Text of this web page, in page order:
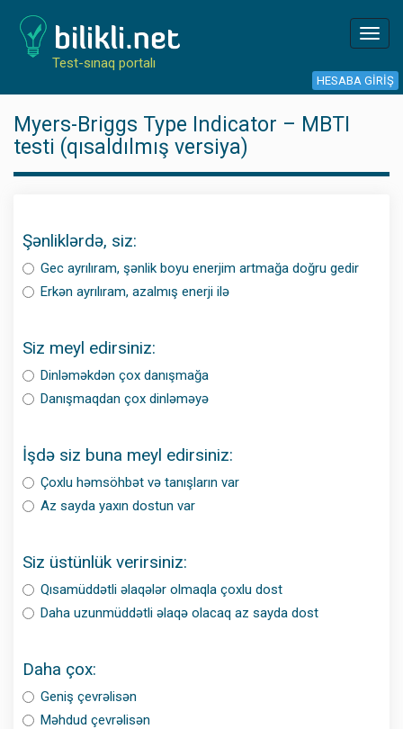
Test-sınaq portalı
HESABA GIRIŞ
Myers-Briggs Type Indicator – MBTI
testi (qısaldılmış versiya)
Şənliklərdə, siz:
Gec ayrılıram, şənlik boyu enerjim artmağa doğru gedir
Erkən ayrılıram, azalmış enerji ilə
Siz meyl edirsiniz:
Dinləməkdən çox danışmağa
Danışmaqdan çox dinləməyə
İşdə siz buna meyl edirsiniz:
Çoxlu həmsöhbət və tanışların var
Az sayda yaxın dostun var
Siz üstünlük verirsiniz:
Qısamüddətli əlaqələr olmaqla çoxlu dost
Daha uzunmüddətli əlaqə olacaq az sayda dost
Daha çox:
Geniş çevrəlisən
Məhdud çevrəlisən